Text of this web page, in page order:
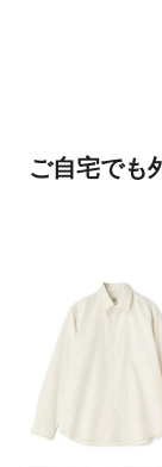
ご自宅でも